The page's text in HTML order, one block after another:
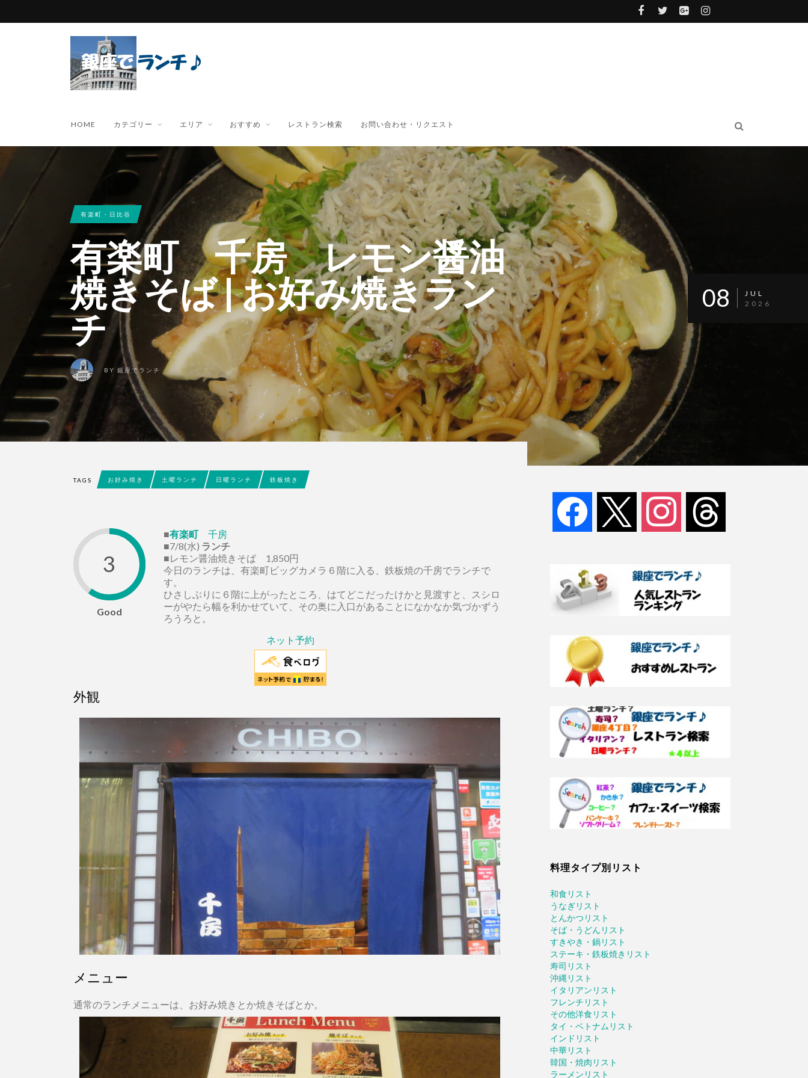
HOME カテゴリー エリア おすすめ レストラン検索 お問い合わせ・リクエスト
有楽町・日比谷
有楽町 千房 レモン醤油
焼きそば | お好み焼きラン
チ
BY 銀座でランチ
08
JUL
2026
TAGS お好み焼き 土曜ランチ 日曜ランチ 鉄板焼き
3
Good
■有楽町
千房
■7/8(水) ランチ
■レモン醤油焼きそば 1,850円
今日のランチは、有楽町ビッグカメラ６階に入る、鉄板焼の千房でランチで
す。
ひさしぶりに６階に上がったところ、はてどこだったけかと見渡すと、スシロ
ーがやたら幅を利かせていて、その奥に入口があることになかなか気づかずう
ろうろと。
ネット予約
外観
メニュー
通常のランチメニューは、お好み焼きとか焼きそばとか。
facebook instagram threads
料理タイプ別リスト
和食リスト
うなぎリスト
とんかつリスト
そば・うどんリスト
すきやき・鍋リスト
ステーキ・鉄板焼きリスト
寿司リスト
沖縄リスト
イタリアンリスト
フレンチリスト
その他洋食リスト
タイ・ベトナムリスト
インドリスト
中華リスト
韓国・焼肉リスト
ラーメンリスト